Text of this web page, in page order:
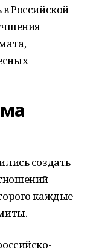
Российской
создать
каждые